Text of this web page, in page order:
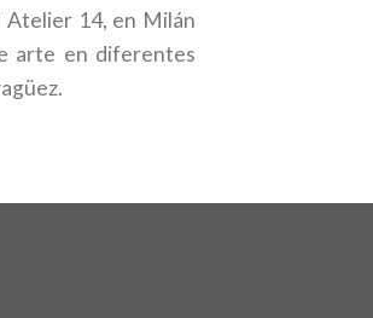
Atelier 14, en Milán
arte en diferentes